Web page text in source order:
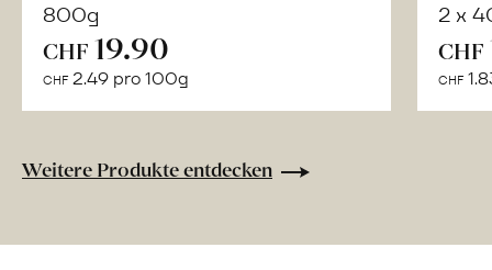
800g
CHF 19.90
CHF 2.49 pro 100g
2 x
CHF
CHF
Weitere Produkte entdecken